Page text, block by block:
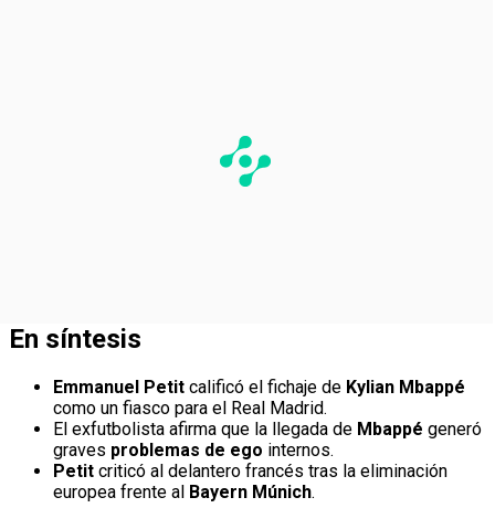
En síntesis
Emmanuel Petit calificó el fichaje de Kylian Mbappé
como un fiasco para el Real Madrid.
El exfutbolista afirma que la llegada de Mbappé generó
graves problemas de ego internos.
Petit criticó al delantero francés tras la eliminación
europea frente al Bayern Múnich.